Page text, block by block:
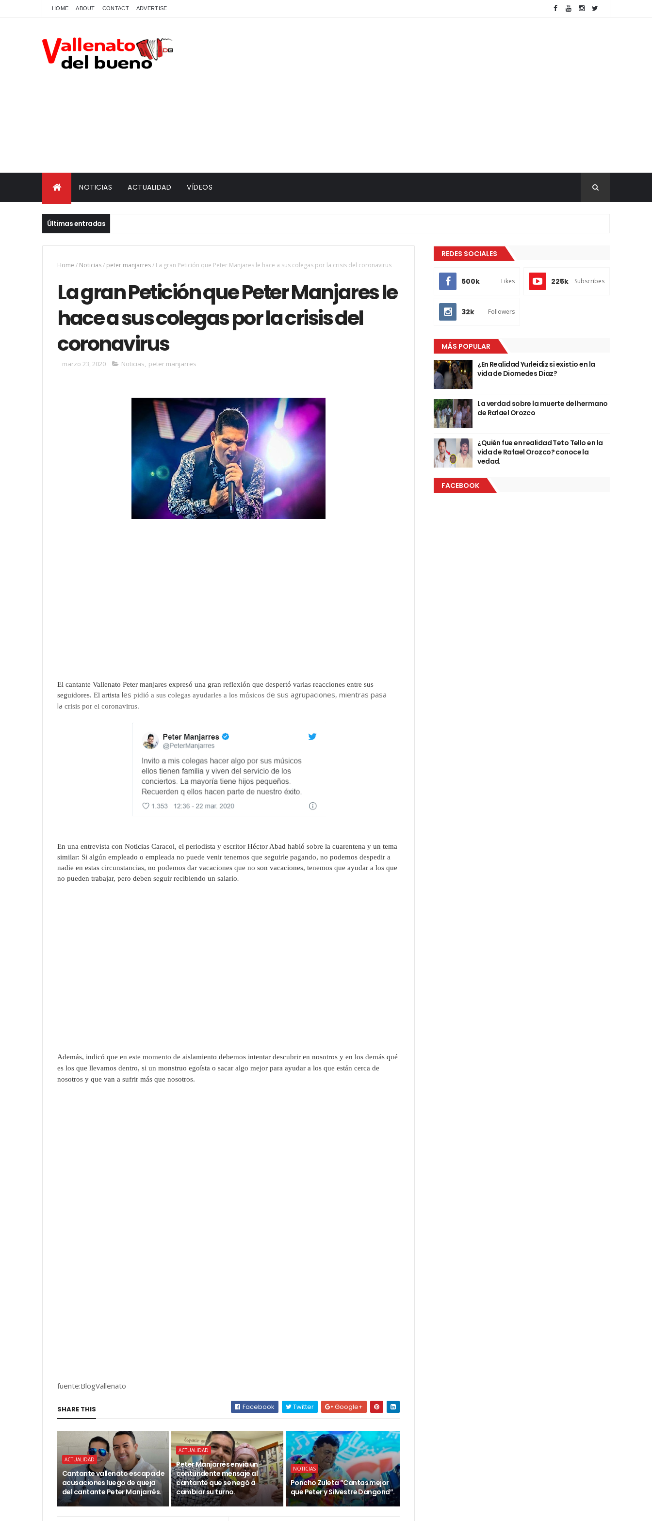
HOME ABOUT CONTACT ADVERTISE
NOTICIAS ACTUALIDAD VÍDEOS
Últimas entradas
Home / Noticias/ peter manjarres/ La gran Petición que Peter Manjares le hace a sus colegas por la crisis del coronavirus
La gran Petición que Peter Manjares le
hace a sus colegas por la crisis del
coronavirus
marzo 23, 2020 Noticias, peter manjarres
El cantante Vallenato Peter manjares expresó una gran reflexión que despertó varias reacciones entre sus
seguidores. El artista les pidió a sus colegas ayudarles a los músicos de sus agrupaciones, mientras pasa
la crisis por el coronavirus.
En una entrevista con Noticias Caracol, el periodista y escritor Héctor Abad habló sobre la cuarentena y un tema
similar: Si algún empleado o empleada no puede venir tenemos que seguirle pagando, no podemos despedir a
nadie en estas circunstancias, no podemos dar vacaciones que no son vacaciones, tenemos que ayudar a los que
no pueden trabajar, pero deben seguir recibiendo un salario.
Además, indicó que en este momento de aislamiento debemos intentar descubrir en nosotros y en los demás qué
es los que llevamos dentro, si un monstruo egoísta o sacar algo mejor para ayudar a los que están cerca de
nosotros y que van a sufrir más que nosotros.
fuente:BlogVallenato
SHARE THIS Facebook Twitter Google+
ACTUALIDAD
Cantante vallenato escapa de
acusaciones luego de queja
del cantante Peter Manjarrés.
ACTUALIDAD
Peter Manjarrés envía un
contundente mensaje al
cantante que se negó a
cambiar su turno.
NOTICIAS
Poncho Zuleta “Cantas mejor
que Peter y Silvestre Dangond”.
REDES SOCIALES
500k Likes 225k Subscribes
32k Followers
MÁS POPULAR
¿En Realidad Yurleidiz si existio en la
vida de Diomedes Diaz?
La verdad sobre la muerte del hermano
de Rafael Orozco
¿Quién fue en realidad Teto Tello en la
vida de Rafael Orozco? conoce la
vedad.
FACEBOOK